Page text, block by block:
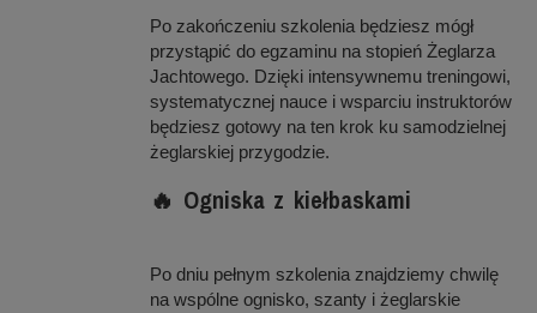
Po zakończeniu szkolenia będziesz mógł
przystąpić do egzaminu na stopień Żeglarza
Jachtowego. Dzięki intensywnemu treningowi,
systematycznej nauce i wsparciu instruktorów
będziesz gotowy na ten krok ku samodzielnej
żeglarskiej przygodzie.
🔥 Ogniska z kiełbaskami
Po dniu pełnym szkolenia znajdziemy chwilę
na wspólne ognisko, szanty i żeglarskie